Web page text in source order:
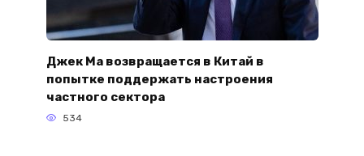
Джек Ма возвращается в Китай в
попытке поддержать настроения
частного сектора
534